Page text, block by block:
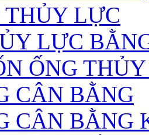
THỦY LỰC
LỰC
ỐNG
CÂN BẰNG
CÂN BẰNG